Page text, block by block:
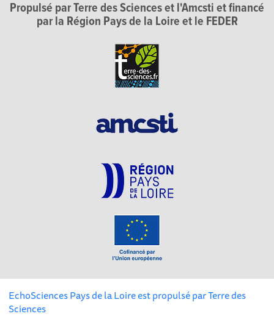
Propulsé par Terre des Sciences et l'Amcsti et financé
par la Région Pays de la Loire et le FEDER
EchoSciences Pays de la Loire est propulsé parTerre des
Sciences